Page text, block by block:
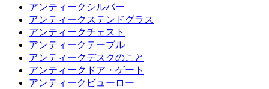
アンティークシルバー
アンティークステンドグラス
アンティークチェスト
アンティークテーブル
アンティークデスクのこと
アンティークドア・ゲート
アンティークビューロー